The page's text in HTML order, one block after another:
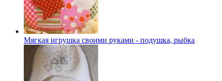
Мягкая игрушка своими руками - подушка, рыбка